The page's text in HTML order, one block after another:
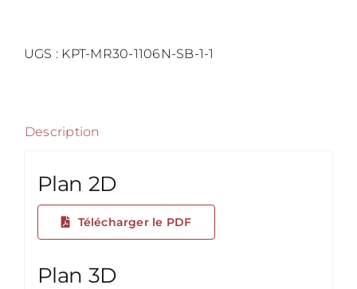
Fiche
UGS : KPT-MR30-1106N-SB-1-1
Description
Plan 2D
Télécharger le PDF
Plan 3D